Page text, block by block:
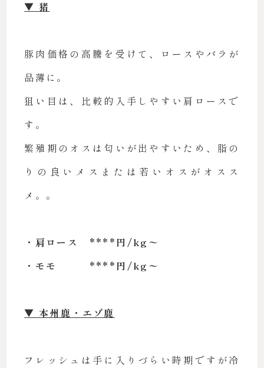
▼ 猪
豚肉価格の高騰を受けて、ロースやバラが
品薄に。
狙い目は、比較的入手しやすい肩ロースで
す。
繁殖期のオスは匂いが出やすいため、脂の
りの良いメスまたは若いオスがオスス
メ。。
・肩ロース ****円/kg〜
・モモ ****円/kg〜
▼ 本州鹿・エゾ鹿
フレッシュは手に入りづらい時期ですが冷